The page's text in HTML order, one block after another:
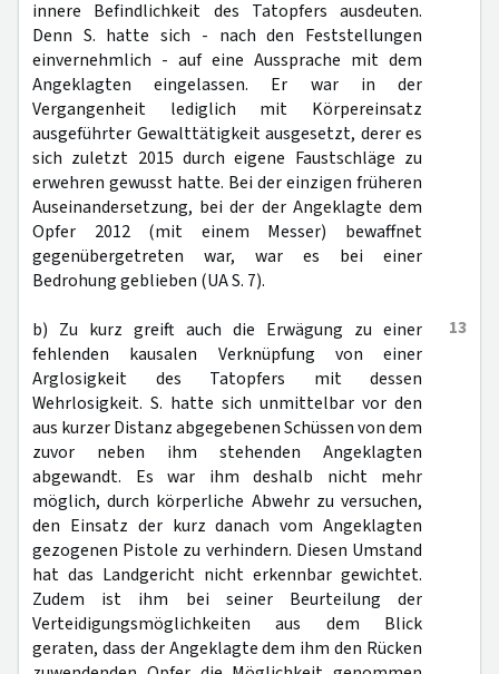
innere Befindlichkeit des Tatopfers ausdeuten.
Denn S. hatte sich - nach den Feststellungen
einvernehmlich - auf eine Aussprache mit dem
Angeklagten eingelassen. Er war in der
Vergangenheit lediglich mit Körpereinsatz
ausgeführter Gewalttätigkeit ausgesetzt, derer es
sich zuletzt 2015 durch eigene Faustschläge zu
erwehren gewusst hatte. Bei der einzigen früheren
Auseinandersetzung, bei der der Angeklagte dem
Opfer 2012 (mit einem Messer) bewaffnet
gegenübergetreten war, war es bei einer
Bedrohung geblieben (UA S. 7).
13
b) Zu kurz greift auch die Erwägung zu einer
fehlenden kausalen Verknüpfung von einer
Arglosigkeit des Tatopfers mit dessen
Wehrlosigkeit. S. hatte sich unmittelbar vor den
aus kurzer Distanz abgegebenen Schüssen von dem
zuvor neben ihm stehenden Angeklagten
abgewandt. Es war ihm deshalb nicht mehr
möglich, durch körperliche Abwehr zu versuchen,
den Einsatz der kurz danach vom Angeklagten
gezogenen Pistole zu verhindern. Diesen Umstand
hat das Landgericht nicht erkennbar gewichtet.
Zudem ist ihm bei seiner Beurteilung der
Verteidigungsmöglichkeiten aus dem Blick
geraten, dass der Angeklagte dem ihm den Rücken